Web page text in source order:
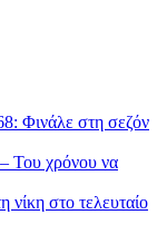
Φινάλε στη σεζόν
Του χρόνου να
στο τελευταίο